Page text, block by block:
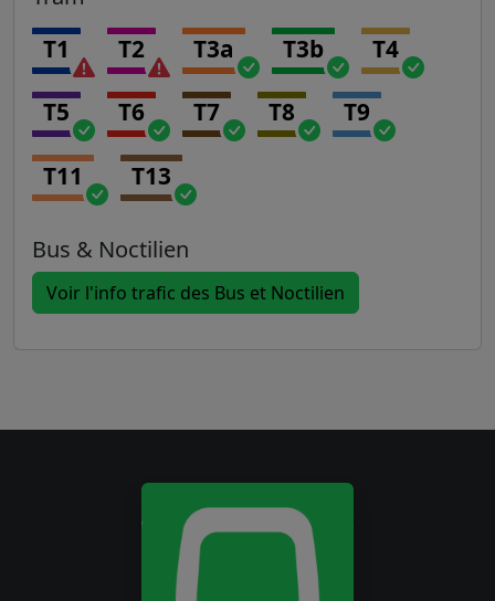
T1 T2 T3a T3b T4
T5 T6 T7 T8 T9
T11 T13
Bus & Noctilien
Voir l'info trafic des Bus et Noctilien